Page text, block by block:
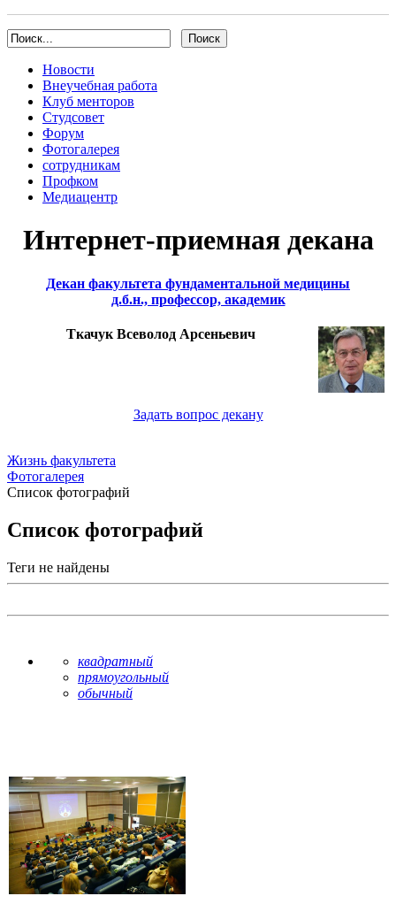
Новости
Внеучебная работа
Клуб менторов
Студсовет
Форум
Фотогалерея
сотрудникам
Профком
Медиацентр
Интернет-приемная декана
Декан факультета фундаментальной медицины
д.б.н., профессор, академик
Ткачук Всеволод Арсеньевич
Задать вопрос декану
Жизнь факультета
Фотогалерея
Список фотографий
Список фотографий
Теги не найдены
квадратный
прямоугольный
обычный